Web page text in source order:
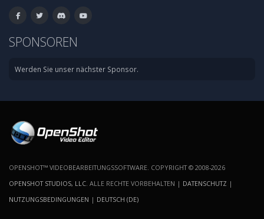
SPONSOREN
Werden Sie unser nächster Sponsor.
OPENSHOT™ VIDEOBEARBEITUNGSSOFTWARE. COPYRIGHT © 2008-2026
OPENSHOT STUDIOS, LLC . ALLE RECHTE VORBEHALTEN | DATENSCHUTZ |
NUTZUNGSBEDINGUNGEN | DEUTSCH (DE)